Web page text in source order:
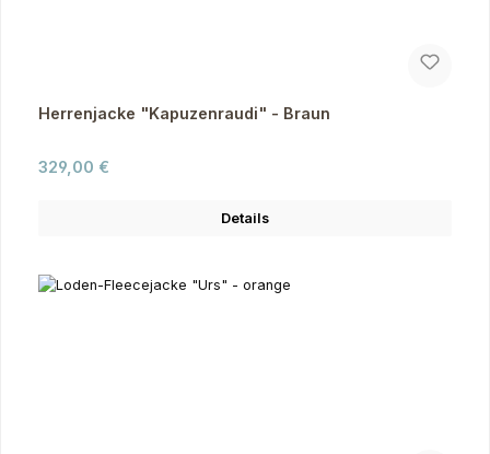
Herrenjacke "Kapuzenraudi" - Braun
Regulärer Preis:
329,00 €
Details